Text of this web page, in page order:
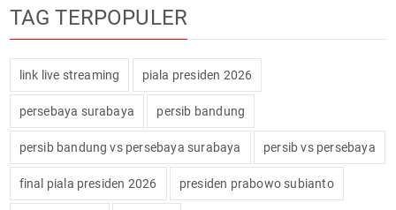
TAG TERPOPULER
link live streaming piala presiden 2026
persebaya surabaya persib bandung
persib bandung vs persebaya surabaya persib vs persebaya
final piala presiden 2026 presiden prabowo subianto